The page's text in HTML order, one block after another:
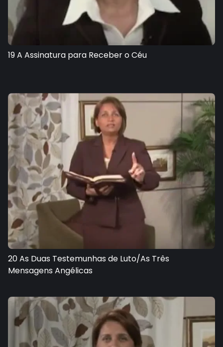
19 A Assinatura para Receber o Céu
20 As Duas Testemunhas de Luto/As Três
Mensagens Angélicas